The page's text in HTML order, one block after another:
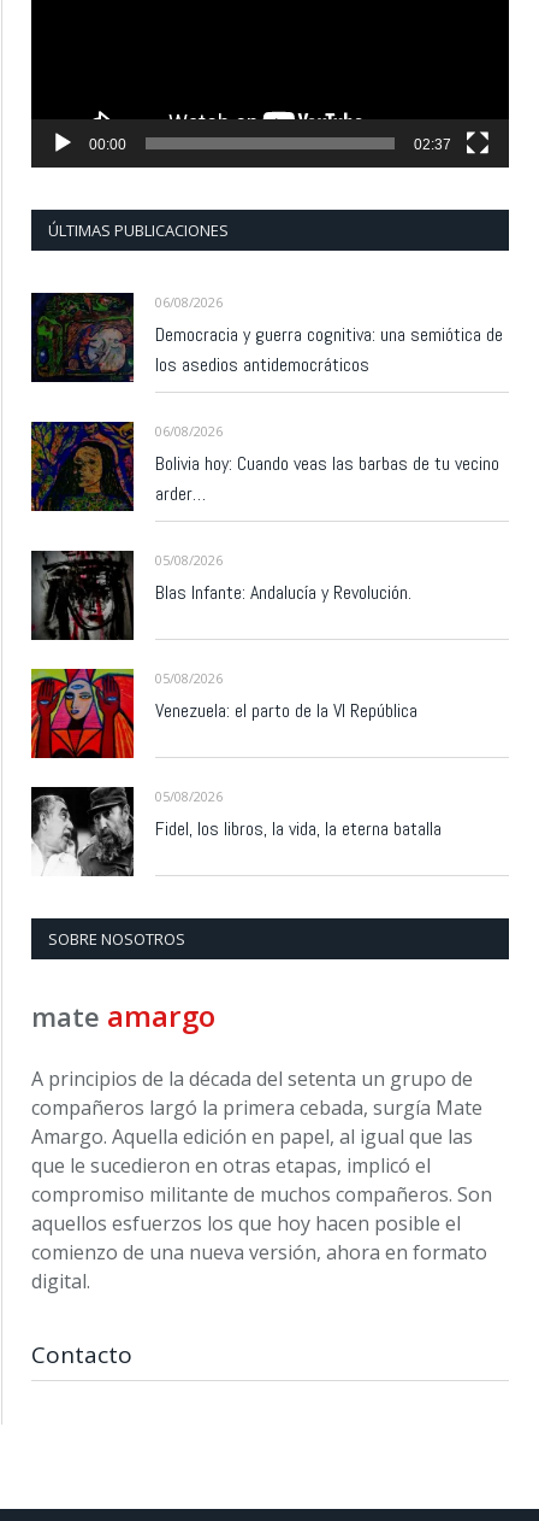
00:00 02:37
ÚLTIMAS PUBLICACIONES
06/08/2026
Democracia y guerra cognitiva: una semiótica de
los asedios antidemocráticos
06/08/2026
Bolivia hoy: Cuando veas las barbas de tu vecino
arder…
05/08/2026
Blas Infante: Andalucía y Revolución.
05/08/2026
Venezuela: el parto de la VI República
05/08/2026
Fidel, los libros, la vida, la eterna batalla
SOBRE NOSOTROS
mate amargo
A principios de la década del setenta un grupo de
compañeros largó la primera cebada, surgía Mate
Amargo. Aquella edición en papel, al igual que las
que le sucedieron en otras etapas, implicó el
compromiso militante de muchos compañeros. Son
aquellos esfuerzos los que hoy hacen posible el
comienzo de una nueva versión, ahora en formato
digital.
Contacto